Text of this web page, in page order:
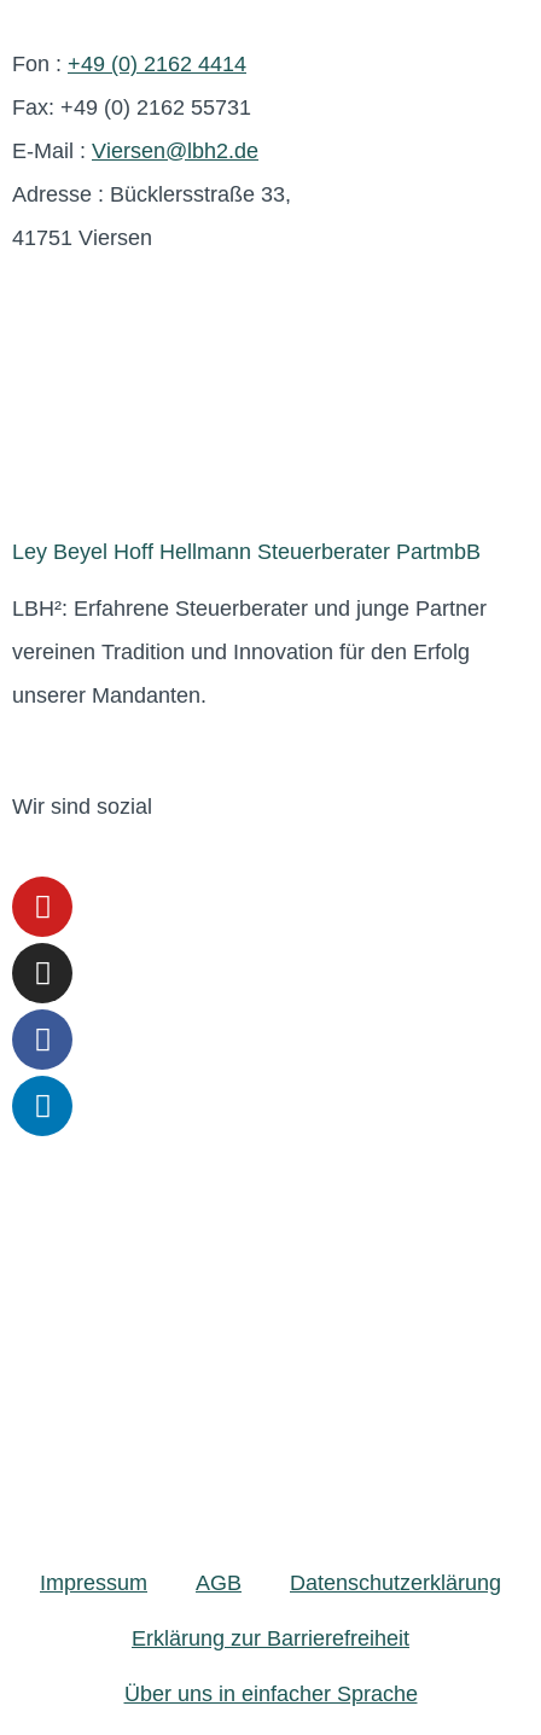
Fon : +49 (0) 2162 4414
Fax: +49 (0) 2162 55731
E-Mail : Viersen@lbh2.de
Adresse : Bücklersstraße 33,
41751 Viersen
Ley Beyel Hoff Hellmann Steuerberater PartmbB
LBH²: Erfahrene Steuerberater und junge Partner
vereinen Tradition und Innovation für den Erfolg
unserer Mandanten.
Wir sind sozial
Impressum AGB Datenschutzerklärung
Erklärung zur Barrierefreiheit
Über uns in einfacher Sprache